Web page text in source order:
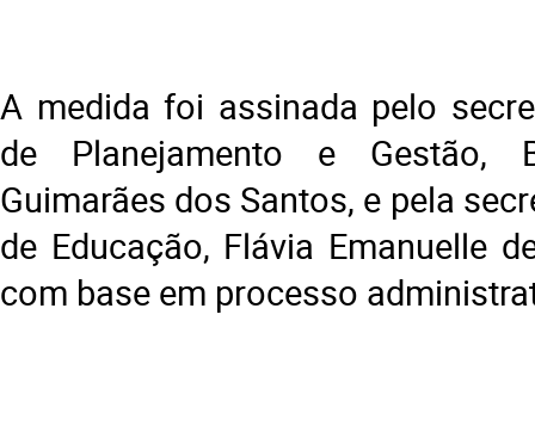
A medida foi assinada pelo
de Planejamento e Gestão,
Guimarães dos Santos, e pela
de Educação, Flávia Emanuelle
com base em processo